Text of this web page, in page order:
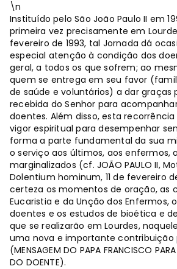
\n
Instituído pelo São João Paulo II em
primeira vez precisamente em
fevereiro de 1993, tal Jornada dá
especial atenção à condição dos
geral, a todos os que sofrem; ao
quem se entrega em seu favor
de saúde e voluntários) a dar graças
recebida do Senhor para
doentes. Além disso, esta recorrência
vigor espiritual para desempenhar
forma a parte fundamental da sua
o serviço aos últimos, aos enfermos,
marginalizados (cf. JOÃO PAULO II,
Dolentium hominum, 11 de fevereiro
certeza os momentos de oração, as
Eucaristia e da Unção dos Enfermos,
doentes e os estudos de bioética e
que se realizarão em Lourdes,
uma nova e importante contribuição
(MENSAGEM DO PAPA FRANCISCO
DO DOENTE).